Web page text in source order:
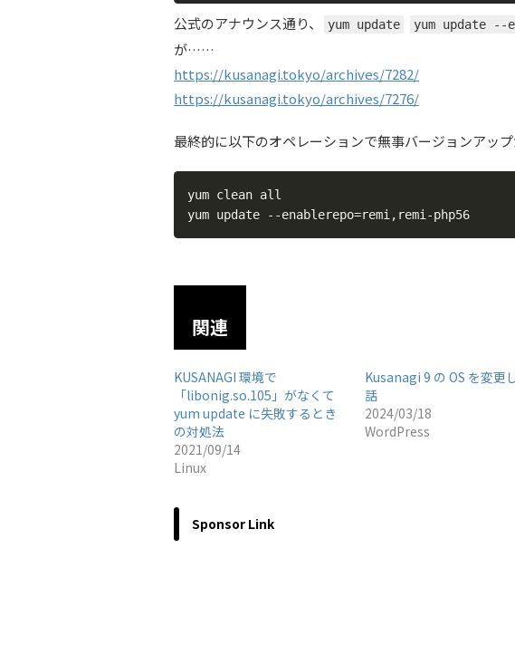
公式のアナウンス通り、 yum update yum update --
が……
https://kusanagi.tokyo/archives/7282/
https://kusanagi.tokyo/archives/7276/
最終的に以下のオペレーションで無事バージョンアップ
yum clean all
yum update --enablerepo=remi,remi-php56
関連
KUSANAGI 環境で
「libonig.so.105」がなくて
yum update に失敗するとき
の対処法
2021/09/14
Linux
Kusanagi 9 の OS を変更
話
2024/03/18
WordPress
Sponsor Link